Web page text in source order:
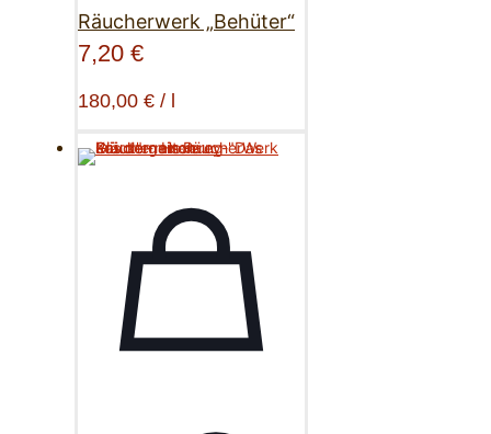
Räucherwerk „Behüter“
7,20 €
180,00 € /